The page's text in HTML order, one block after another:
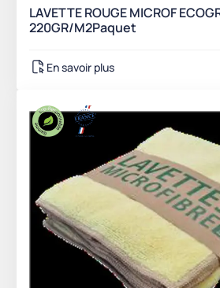
LAVETTE ROUGE MICROF
220GR/M2Paquet
En savoir plus